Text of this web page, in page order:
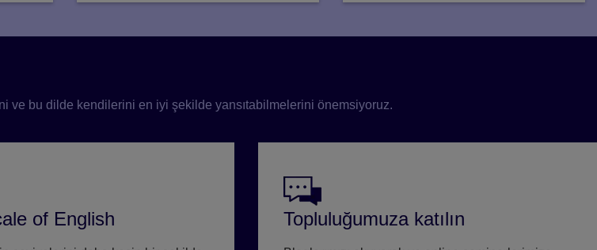
ve bu dilde kendilerini en iyi şekilde yansıtabilmelerini önemsiyoruz.
of English Topluluğumuza katılın